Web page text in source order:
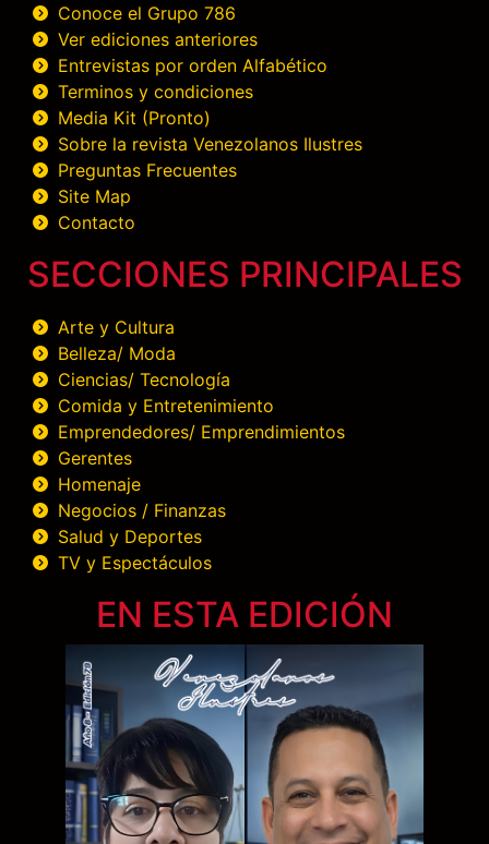
Conoce el Grupo 786
Ver ediciones anteriores
Entrevistas por orden Alfabético
Terminos y condiciones
Media Kit (Pronto)
Sobre la revista Venezolanos Ilustres
Preguntas Frecuentes
Site Map
Contacto
SECCIONES PRINCIPALES
Arte y Cultura
Belleza/ Moda
Ciencias/ Tecnología
Comida y Entretenimiento
Emprendedores/ Emprendimientos
Gerentes
Homenaje
Negocios / Finanzas
Salud y Deportes
TV y Espectáculos
EN ESTA EDICIÓN